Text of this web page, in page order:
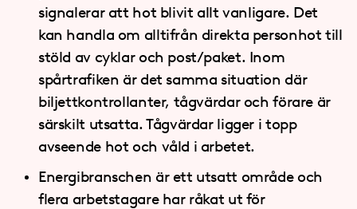
signalerar att hot blivit allt vanligare. Det
kan handla om alltifrån direkta personhot till
stöld av cyklar och post/paket. Inom
spårtrafiken är det samma situation där
biljettkontrollanter, tågvärdar och förare är
särskilt utsatta. Tågvärdar ligger i topp
avseende hot och våld i arbetet.
Energibranschen är ett utsatt område och
flera arbetstagare har råkat ut för